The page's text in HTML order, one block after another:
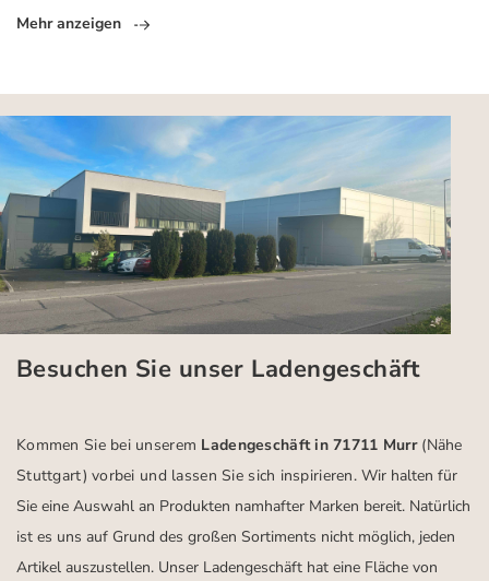
Mehr anzeigen
Besuchen Sie unser Ladengeschäft
Kommen Sie bei unserem Ladengeschäft in 71711 Murr (Nähe
Stuttgart) vorbei und lassen Sie sich inspirieren.Wir halten für
Sie eine Auswahl an Produkten namhafter Marken bereit. Natürlich
ist es uns auf Grund des großen Sortiments nicht möglich, jeden
Artikel auszustellen. Unser Ladengeschäft hat eine Fläche von